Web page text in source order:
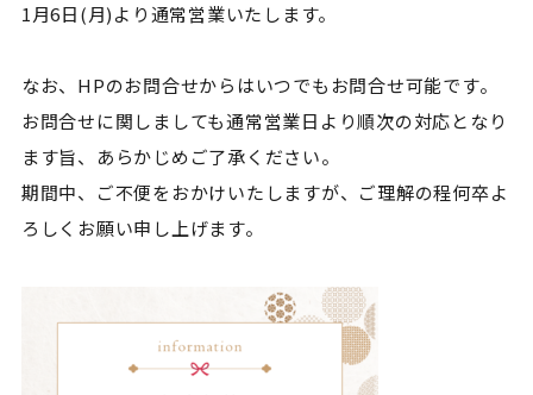
1月6日(月)より通常営業いたします。
なお、HPのお問合せからはいつでもお問合せ可能です。
お問合せに関しましても通常営業日より順次の対応となり
ます旨、あらかじめご了承ください。
期間中、ご不便をおかけいたしますが、ご理解の程何卒よ
ろしくお願い申し上げます。